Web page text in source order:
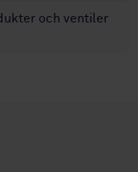
och ventiler